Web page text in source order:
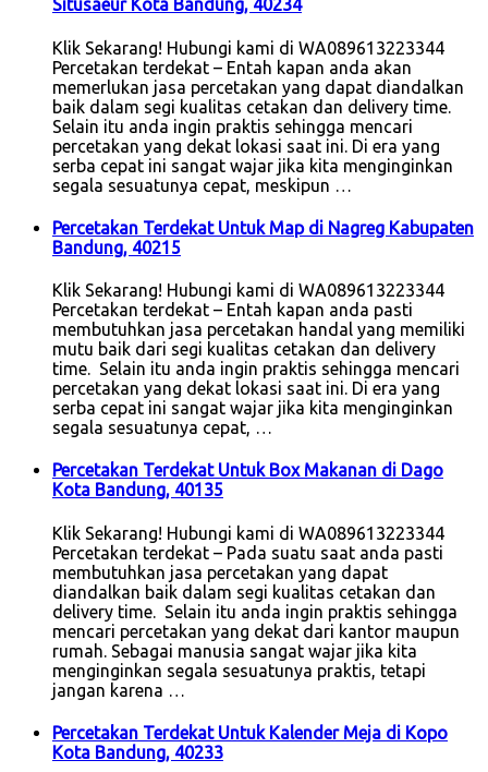
Situsaeur Kota Bandung, 40234
Klik Sekarang! Hubungi kami di WA089613223344
Percetakan terdekat – Entah kapan anda akan
memerlukan jasa percetakan yang dapat diandalkan
baik dalam segi kualitas cetakan dan delivery time.
Selain itu anda ingin praktis sehingga mencari
percetakan yang dekat lokasi saat ini. Di era yang
serba cepat ini sangat wajar jika kita menginginkan
segala sesuatunya cepat, meskipun …
Percetakan Terdekat Untuk Map di Nagreg Kabupaten
Bandung, 40215
Klik Sekarang! Hubungi kami di WA089613223344
Percetakan terdekat – Entah kapan anda pasti
membutuhkan jasa percetakan handal yang memiliki
mutu baik dari segi kualitas cetakan dan delivery
time. Selain itu anda ingin praktis sehingga mencari
percetakan yang dekat lokasi saat ini. Di era yang
serba cepat ini sangat wajar jika kita menginginkan
segala sesuatunya cepat, …
Percetakan Terdekat Untuk Box Makanan di Dago
Kota Bandung, 40135
Klik Sekarang! Hubungi kami di WA089613223344
Percetakan terdekat – Pada suatu saat anda pasti
membutuhkan jasa percetakan yang dapat
diandalkan baik dalam segi kualitas cetakan dan
delivery time. Selain itu anda ingin praktis sehingga
mencari percetakan yang dekat dari kantor maupun
rumah. Sebagai manusia sangat wajar jika kita
menginginkan segala sesuatunya praktis, tetapi
jangan karena …
Percetakan Terdekat Untuk Kalender Meja di Kopo
Kota Bandung, 40233